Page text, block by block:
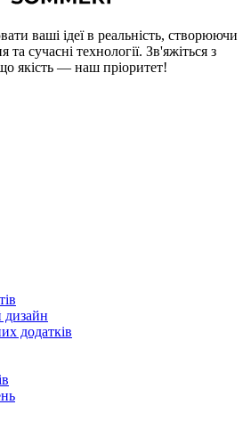
ваші ідеї в реальність, створюючи
та сучасні технології. Зв'яжіться з
якість — наш пріоритет!
дизайн
додатків